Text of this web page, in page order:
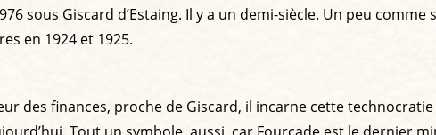
sous Giscard d’Estaing. Il y a un demi-siècle. Un peu
en 1924 et 1925.
des finances, proche de Giscard, il incarne cette